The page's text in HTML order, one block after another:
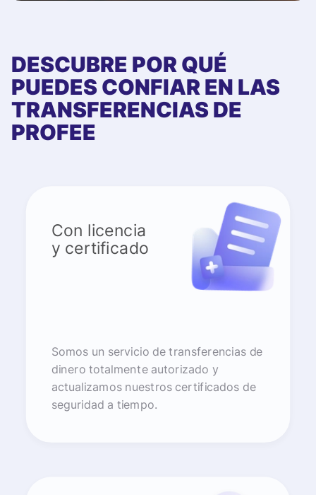
DESCUBRE POR QUÉ
PUEDES CONFIAR EN LAS
TRANSFERENCIAS DE
PROFEE
Con licencia
y certificado
Somos un servicio de transferencias de
dinero totalmente autorizado y
actualizamos nuestros certificados de
seguridad a tiempo.